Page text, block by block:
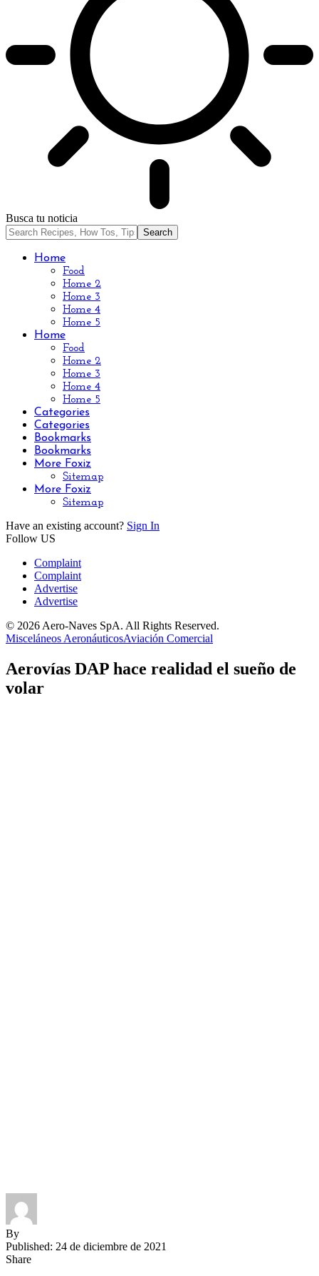
Busca tu noticia
Home
Food
Home 2
Home 3
Home 4
Home 5
Home
Food
Home 2
Home 3
Home 4
Home 5
Categories
Categories
Bookmarks
Bookmarks
More Foxiz
Sitemap
More Foxiz
Sitemap
Have an existing account? Sign In
Follow US
Complaint
Complaint
Advertise
Advertise
© 2026 Aero-Naves SpA. All Rights Reserved.
Misceláneos AeronáuticosAviación Comercial
Aerovías DAP hace realidad el sueño de
volar
By
Published: 24 de diciembre de 2021
Share